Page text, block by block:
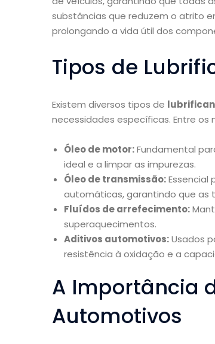
substâncias que reduzem o atrito
prolongando a vida útil dos
Tipos de
Existem diversos tipos de
necessidades específicas. Entre
Óleo de motor:Fundamental
ideal e a limpar as impurezas.
Óleo de transmissão:Essencial
automáticas, garantindo que as
Fluídos de arrefecimento:
superaquecimentos.
Aditivos automotivos:Usados
resistência à oxidação e a
A Importância
Automotivos